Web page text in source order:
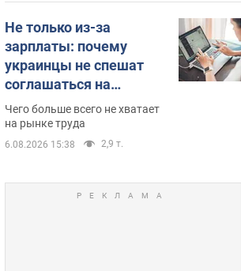
Не только из-за
зарплаты: почему
украинцы не спешат
соглашаться на
вакансии
Чего больше всего не хватает
на рынке труда
6.08.2026 15:38 2,9 т.